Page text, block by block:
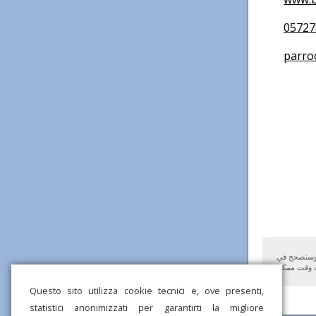
Questo sito utilizza cookie tecnici e, ove presenti,
statistici anonimizzati per garantirti la migliore
وسنصحح في